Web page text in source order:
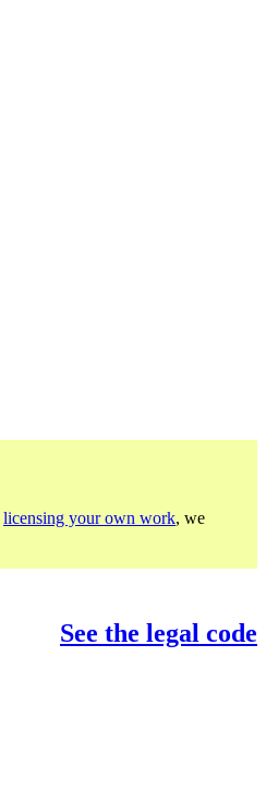
licensing your own work, we
See the legal code